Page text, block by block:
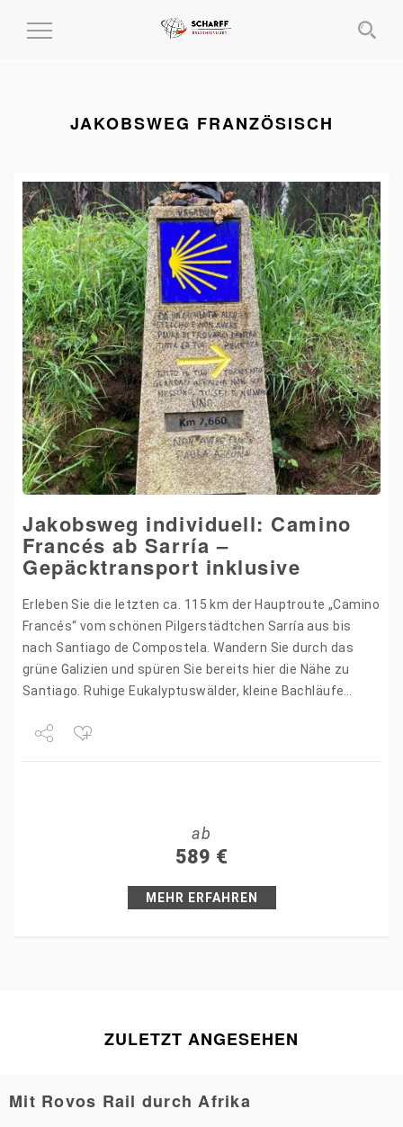
MENÜ
JAKOBSWEG FRANZÖSISCH
Jakobsweg individuell: Camino
Francés ab Sarría –
Gepäcktransport inklusive
Erleben Sie die letzten ca. 115 km der Hauptroute „Camino
Francés“ vom schönen Pilgerstädtchen Sarría aus bis
nach Santiago de Compostela. Wandern Sie durch das
grüne Galizien und spüren Sie bereits hier die Nähe zu
Santiago. Ruhige Eukalyptuswälder, kleine Bachläufe…
ab
589 €
MEHR ERFAHREN
ZULETZT ANGESEHEN
Mit Rovos Rail durch Afrika